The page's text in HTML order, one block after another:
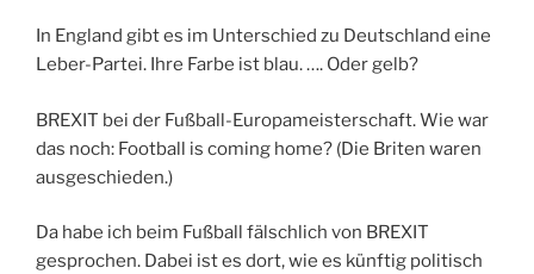
In England gibt es im Unterschied zu Deutschland eine
Leber-Partei. Ihre Farbe ist blau. …. Oder gelb?
BREXIT bei der Fußball-Europameisterschaft. Wie war
das noch: Football is coming home? (Die Briten waren
ausgeschieden.)
Da habe ich beim Fußball fälschlich von BREXIT
gesprochen. Dabei ist es dort, wie es künftig politisch